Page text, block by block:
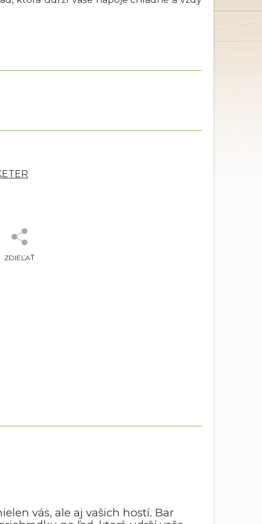
ZDIEĽAŤ
vás, ale aj vašich hostí. Bar